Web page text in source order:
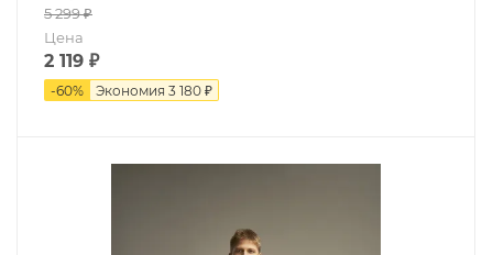
5 299₽
Цена
2 119 ₽
-60% Экономия 3 180 ₽